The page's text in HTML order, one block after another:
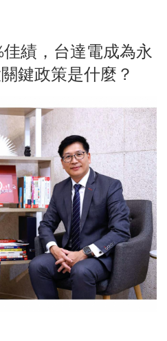
績，台達電成為永
鍵政策是什麼？